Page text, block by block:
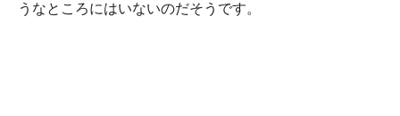
うなところにはいないのだそうです。